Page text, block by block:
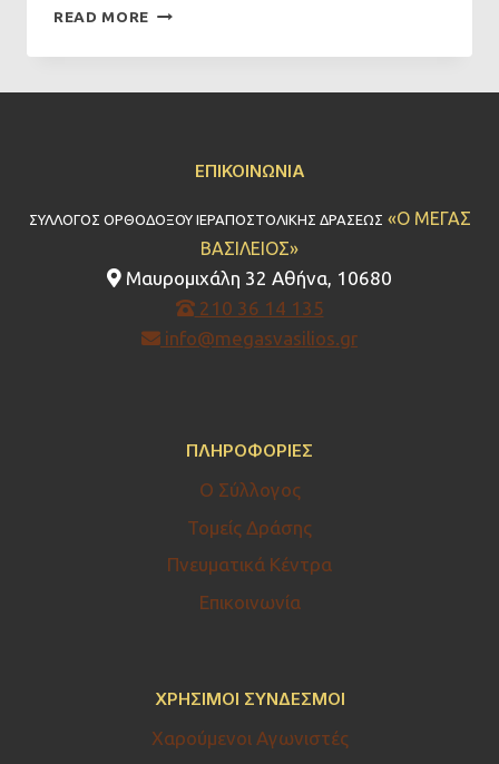
READ MORE ΙΕΡΈΣ
ΔΩΔΕΚΑΗΜΈΡΟΥ
ΒΑΣΊΛΕΙΟ»ΕΠΙΚΟΙΝΩΝΊΑ
ΣΥΛΛΟΓΟΣ ΟΡΘΟΔΟΞΟΥ ΙΕΡΑΠΟΣΤΟΛΙΚΗΣ ΔΡΑΣΕΩΣ «Ο ΜΕΓΑΣ
ΒΑΣΙΛΕΙΟΣ»
Μαυρομιχάλη 32 Αθήνα, 10680
210 36 14 135
info@megasvasilios.gr
ΠΛΗΡΟΦΟΡΊΕΣ
Ο Σύλλογος
Τομείς Δράσης
Πνευματικά Κέντρα
Επικοινωνία
ΧΡΉΣΙΜΟΙ ΣΎΝΔΕΣΜΟΙ
Χαρούμενοι Αγωνιστές